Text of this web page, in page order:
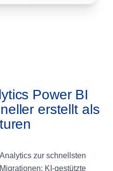
Power BI
erstellt als
zur schnellsten
KI-gestützte